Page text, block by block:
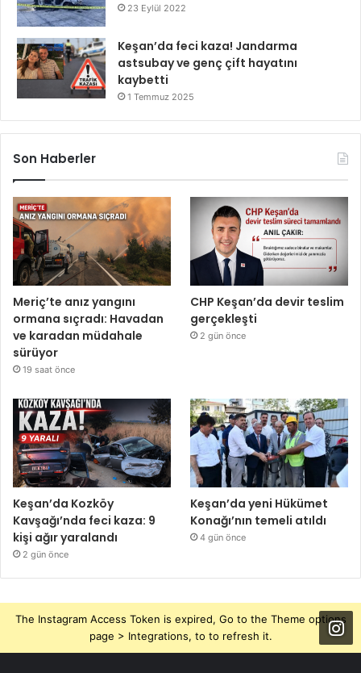
23 Eylül 2022
Keşan’da feci kaza! Jandarma
astsubay ve genç çift hayatını
kaybetti
1 Temmuz 2025
Son Haberler
Meriç’te anız yangını
ormana sıçradı: Havadan
ve karadan müdahale
sürüyor
19 saat önce
CHP Keşan’da devir teslim
gerçekleşti
2 gün önce
Keşan’da Kozköy
Kavşağı’nda feci kaza: 9
kişi ağır yaralandı
2 gün önce
Keşan’da yeni Hükümet
Konağı’nın temeli atıldı
4 gün önce
The Instagram Access Token is expired, Go to the Theme options
page > Integrations, to to refresh it.